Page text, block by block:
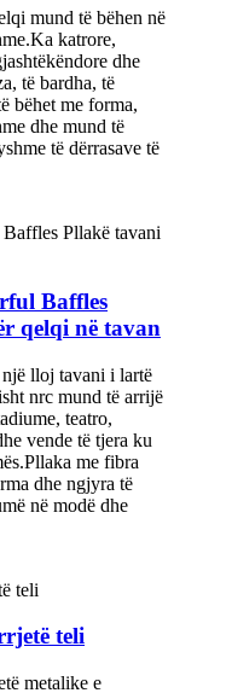
mund të bëhen në
katrore,
dhe
të bardha, të
bëhet me forma,
dhe mund të
të dërrasave të
Baffles
qelqi në tavan
lloj tavani i lartë
nrc mund të arrijë
teatro,
vende të tjera ku
me fibra
dhe ngjyra të
në modë dhe
teli
metalike e